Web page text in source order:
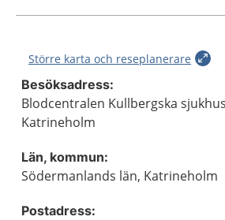
Större karta och reseplanerare
Besöksadress:
Blodcentralen Kullbergska
Katrineholm
Län, kommun:
Södermanlands län, Katrineholm
Postadress: